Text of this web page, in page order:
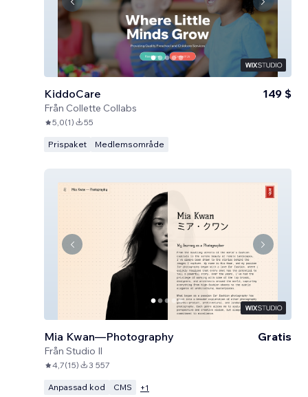
KiddoCare
Från Collette Collabs
149 $
5,0(1) 55
Prispaket Medlemsområde
Mia Kwan—Photography
Från Studio Il
Gratis
4,7(15) 3 557
Anpassad kod CMS +1